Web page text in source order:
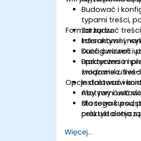
Budować i
typami treści,
Zarządzać
taksonomii i
Konfigurować
uprawnienia i
związane z
Instalować i
motywy i
Stosować
praktyki
Format kursu
Interaktywny
Dużo ćwiczeń i
Praktyczna
środowisku live-
Opcje
Aby zamówić
dla tego kursu,
celu ustalenia
Więcej...